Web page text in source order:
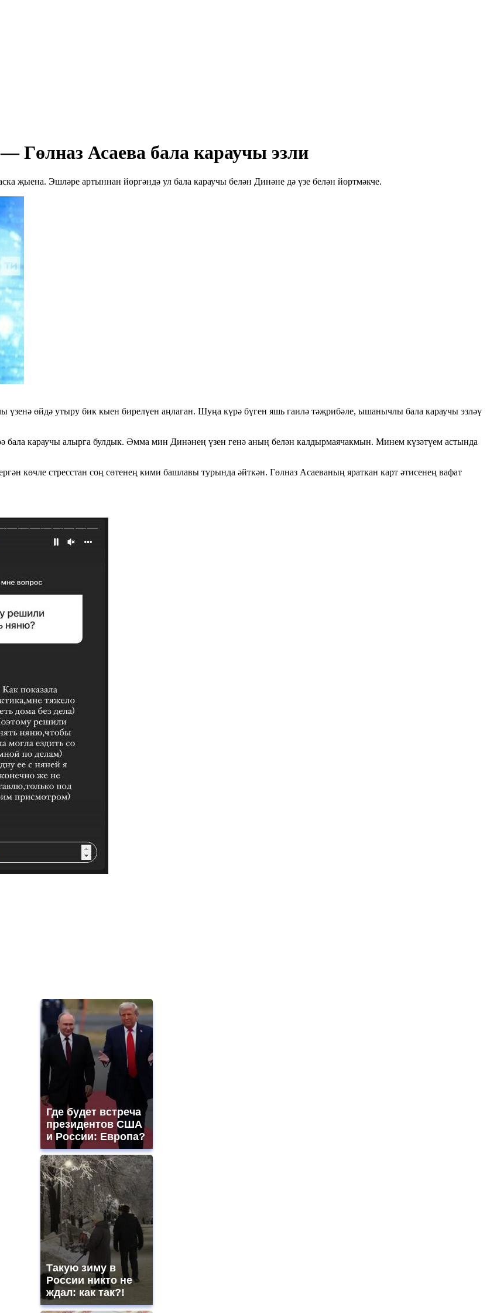
Асаева бала караучы эзли
җыена. Эшләре артыннан йөргәндә ул бала караучы белән Динәне дә үзе белән йөртмәкче.
өйдә утыру бик кыен бирелүен аңлаган. Шуңа күрә бүген яшь гаилә тәҗрибәле, ышанычлы бала караучы эзләү
караучы алырга булдык. Әмма мин Динәнең үзен генә аның белән калдырмаячакмын. Минем күзәтүем астында
көчле стресстан соң сөтенең кими башлавы турында әйткән. Гөлназ Асаеваның яраткан карт әтисенең вафат
Где будет встреча
президентов США
и России: Европа?
Такую зиму в
России никто не
ждал: как так?!